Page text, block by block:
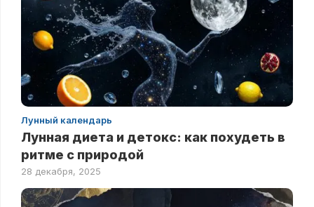
Лунный календарь
Лунная диета и детокс: как похудеть в
ритме с природой
28 декабря, 2025